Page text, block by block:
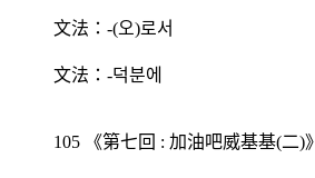
文法：-(오)로서
文法：-덕분에
105 《第七回 : 加油吧威基基(二)》